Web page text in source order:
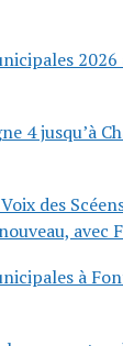
2026
4 jusqu’à
des
avec
à